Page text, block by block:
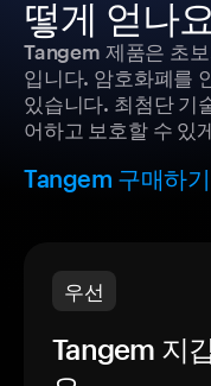
떻게 얻나
Tangem 제품은 초
입니다. 암호화폐를
있습니다. 최첨단 기
어하고 보호할 수 있
Tangem 구매하기
우선
Tangem 지